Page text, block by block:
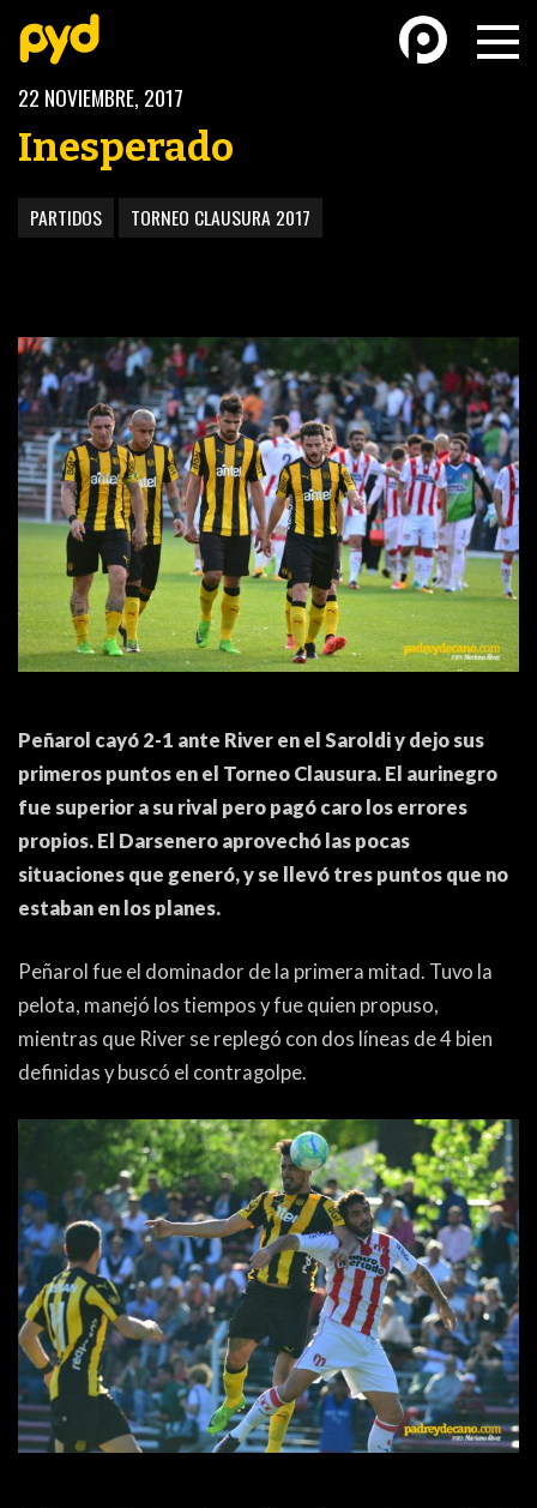
FUTSAL FUTSAL FEMENINO
ACTUALIDAD
3ERA DIVISIÓN
FORMATIVAS
CONTENIDOS
COLUMNAS
ELECCIONES
TRIBUNA
PYD RADIO
PEÑAS
ENCUESTAS
EDITORIALES
OTROS DEPORTES
ATLETISMO
HANDBALL
MÁS DE PYD
HISTORIA
FORO
22 NOVIEMBRE, 2017
Inesperado
PARTIDOS TORNEO CLAUSURA 2017
Peñarol cayó 2-1 ante River en el Saroldi y dejo sus
primeros puntos en el Torneo Clausura. El aurinegro
fue superior a su rival pero pagó caro los errores
propios. El Darsenero aprovechó las pocas
situaciones que generó, y se llevó tres puntos que no
estaban en los planes.
Peñarol fue el dominador de la primera mitad. Tuvo la
pelota, manejó los tiempos y fue quien propuso,
mientras que River se replegó con dos líneas de 4 bien
definidas y buscó el contragolpe.